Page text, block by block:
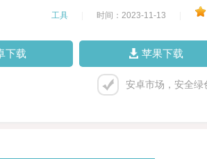
工具 时间：2023-11-13
下载 苹果下载
安卓市场，安全绿